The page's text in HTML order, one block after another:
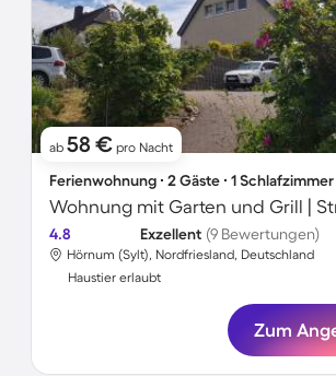
ab 58 € pro Nacht
Ferienwohnung ∙ 2 Gäste ∙ 1 Schlafzimmer
4.8 Exzellent (9 Bewertungen)
Hörnum (Sylt), Nordfriesland, Deutschland
Haustier erlaubt
Zum